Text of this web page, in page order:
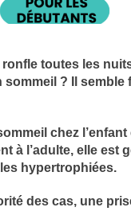
toutes les
sommeil ? Il semble
chez
à l’adulte, elle est
hypertrophiées.
des cas, une